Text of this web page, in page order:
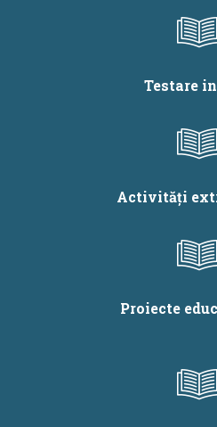
Testare
Activități
Proiecte